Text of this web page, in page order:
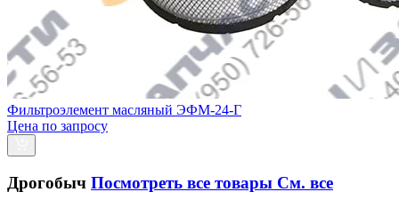
Фильтроэлемент масляный ЭФМ-24-Г
Цена по запросу
Дрогобыч Посмотреть все товары См. все